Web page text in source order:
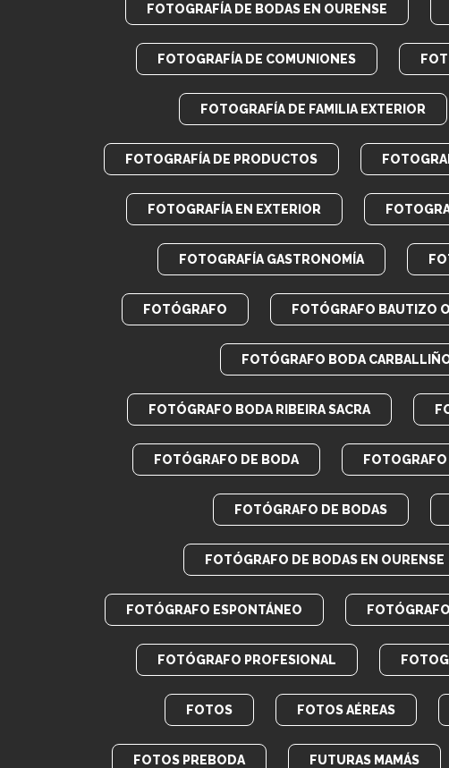
FOTOGRAFÍA DE BODAS EN OURENSE
FOTOGRAFÍA DE COMUNIONES
FOTOGRAFÍA DE FAMILIA EXTERIOR
FOTOGRAFÍA DE PRODUCTOS
FOTOGRAFÍA EN EXTERIOR
FOTOGRAFÍA GASTRONOMÍA
FOTÓGRAFO FOTÓGRAFO BAUTIZO
FOTÓGRAFO BODA
FOTÓGRAFO BODA RIBEIRA SACRA
FOTÓGRAFO DE BODA
FOTÓGRAFO DE BODAS
FOTÓGRAFO DE BODAS EN OURENSE
FOTÓGRAFO ESPONTÁNEO
FOTÓGRAFO PROFESIONAL
FOTOS FOTOS AÉREAS
FOTOS PREBODA FUTURAS MAMÁS